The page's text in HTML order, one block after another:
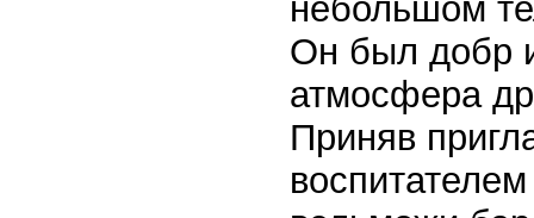
небольшом
Он был добр
атмосфера
Приняв